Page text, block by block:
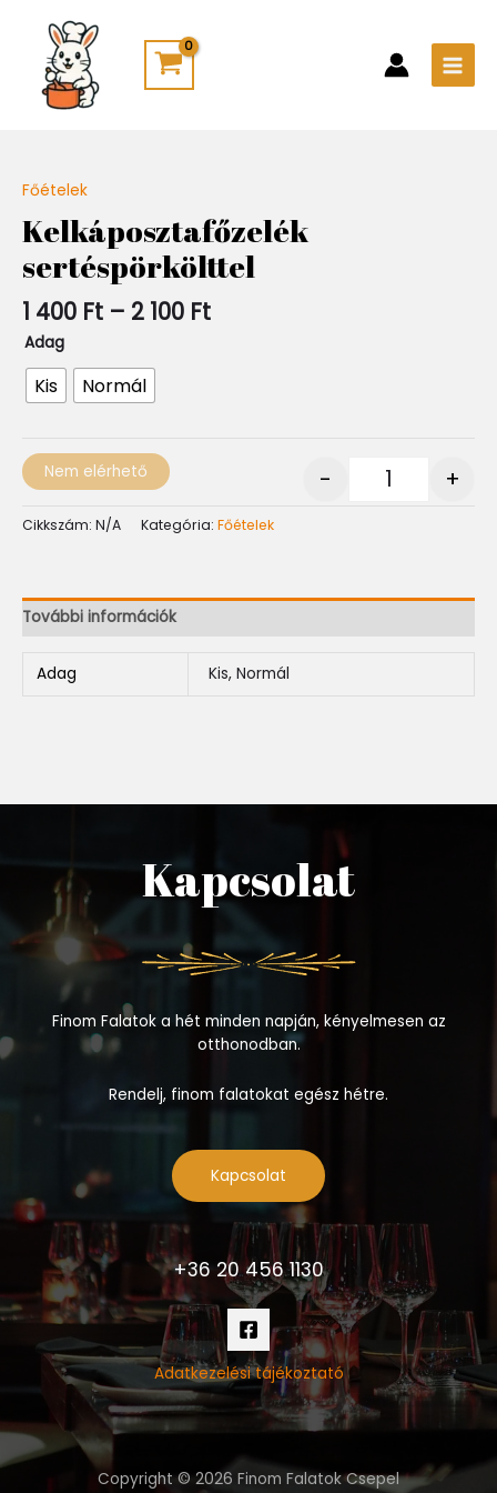
content
Főételek
Kelkáposztafőzelék
sertéspörkölttel
1 400 Ft – 2 100 Ft
1
400 Ft
-
2
100 Ft
Adag
Kis Normál
- +
Nem elérhető
Cikkszám: N/A Kategória: Főételek
További információk
Adag Kis, Normál
Kapcsolat
Finom Falatok a hét minden napján, kényelmesen az
otthonodban.
Rendelj, finom falatokat egész hétre.
Kapcsolat
+36 20 456 1130
Adatkezelési tájékoztató
Copyright © 2026 Finom Falatok Csepel